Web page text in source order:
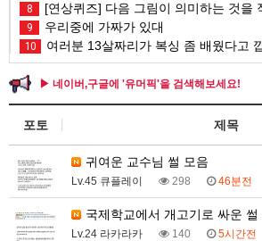
8 [연상퀴즈] 다음 그림이 의미하는 것을
9 우리중에 가짜가 있대
10 여러분 13살짜리가 복싱 좀 배웠다고 깝치
▶ 네이버,구글에 '유머픽'을 검색해보세요!
포토 제목
귀여운 교수님 썰 모음
Lv.45 큐플레이 298 46분전
국제학교에서 개고기로 싸운 썰
Lv.24 라카라카 140 5시간전